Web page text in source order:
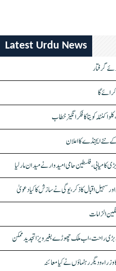
Latest Urdu News
گا
کویتا کا فکر انگیز خطاب
کے نئے ایجنڈے کا اعلان
فلسطین حامی امیدوار نے میدان مار لیا
سہیل اقبال کا ذکر، یوگی نے سازش کا کیا دعویٰ
الزامات
و دیگر رہنماؤں نے کیا معائنہ